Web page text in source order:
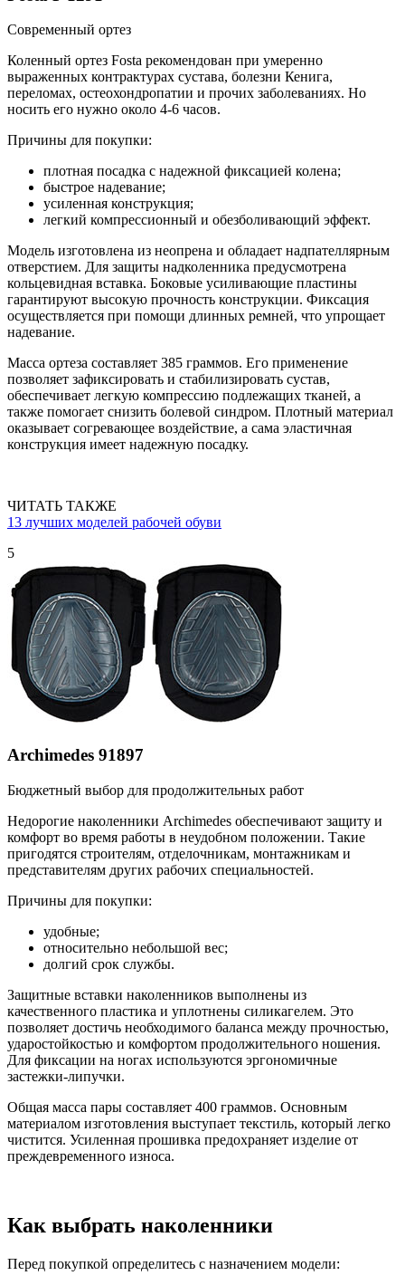
Современный ортез
Коленный ортез Fosta рекомендован при умеренно
выраженных контрактурах сустава, болезни Кенига,
переломах, остеохондропатии и прочих заболеваниях. Но
носить его нужно около 4-6 часов.
Причины для покупки:
плотная посадка с надежной фиксацией колена;
быстрое надевание;
усиленная конструкция;
легкий компрессионный и обезболивающий эффект.
Модель изготовлена из неопрена и обладает надпателлярным
отверстием. Для защиты надколенника предусмотрена
кольцевидная вставка. Боковые усиливающие пластины
гарантируют высокую прочность конструкции. Фиксация
осуществляется при помощи длинных ремней, что упрощает
надевание.
Масса ортеза составляет 385 граммов. Его применение
позволяет зафиксировать и стабилизировать сустав,
обеспечивает легкую компрессию подлежащих тканей, а
также помогает снизить болевой синдром. Плотный материал
оказывает согревающее воздействие, а сама эластичная
конструкция имеет надежную посадку.
ЧИТАТЬ ТАКЖЕ
13 лучших моделей рабочей обуви
5
Archimedes 91897
Бюджетный выбор для продолжительных работ
Недорогие наколенники Archimedes обеспечивают защиту и
комфорт во время работы в неудобном положении. Такие
пригодятся строителям, отделочникам, монтажникам и
представителям других рабочих специальностей.
Причины для покупки:
удобные;
относительно небольшой вес;
долгий срок службы.
Защитные вставки наколенников выполнены из
качественного пластика и уплотнены силикагелем. Это
позволяет достичь необходимого баланса между прочностью,
ударостойкостью и комфортом продолжительного ношения.
Для фиксации на ногах используются эргономичные
застежки-липучки.
Общая масса пары составляет 400 граммов. Основным
материалом изготовления выступает текстиль, который легко
чистится. Усиленная прошивка предохраняет изделие от
преждевременного износа.
Как выбрать наколенники
Перед покупкой определитесь с назначением модели: